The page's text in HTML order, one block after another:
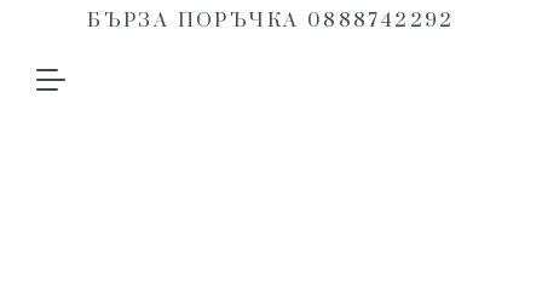
БЪРЗА ПОРЪЧКА 0888742292